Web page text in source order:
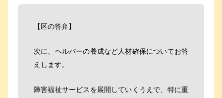
【区の答弁】
次に、ヘルパーの養成など人材確保についてお答
えします。
障害福祉サービスを展開していくうえで、特に重